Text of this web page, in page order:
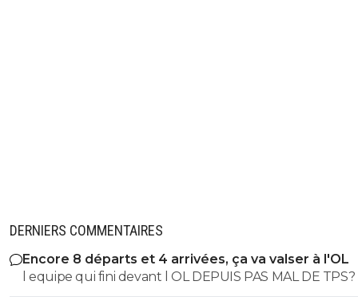
DERNIERS COMMENTAIRES
Encore 8 départs et 4 arrivées, ça va valser à l'OL
l equipe qui fini devant l OL DEPUIS PAS MAL DE TPS? lol. t